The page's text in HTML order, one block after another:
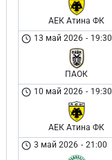
АЕК Атина ФК
13 май 2026 - 19:30
ПАОК
10 май 2026 - 19:30
АЕК Атина ФК
3 май 2026 - 21:00